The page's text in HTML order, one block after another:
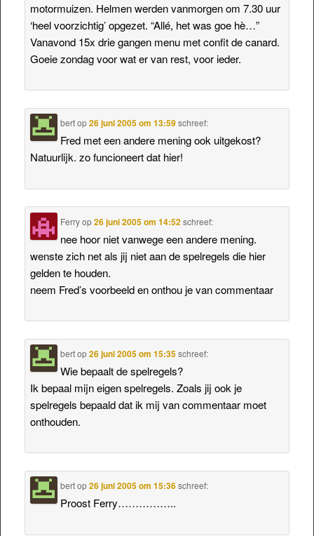
motormuizen. Helmen werden vanmorgen om 7.30 uur
‘heel voorzichtig’ opgezet. “Allé, het was goe hè…”
Vanavond 15x drie gangen menu met confit de canard.
Goeie zondag voor wat er van rest, voor ieder.
bertop26 juni 2005 om 13:59 schreef:
Fred met een andere mening ook uitgekost?
Natuurlijk. zo funcioneert dat hier!
Ferryop26 juni 2005 om 14:52 schreef:
nee hoor niet vanwege een andere mening.
wenste zich net als jij niet aan de spelregels die hier
gelden te houden.
neem Fred’s voorbeeld en onthou je van commentaar
bertop26 juni 2005 om 15:35 schreef:
Wie bepaalt de spelregels?
Ik bepaal mijn eigen spelregels. Zoals jij ook je
spelregels bepaald dat ik mij van commentaar moet
onthouden.
bertop26 juni 2005 om 15:36 schreef:
Proost Ferry……………..